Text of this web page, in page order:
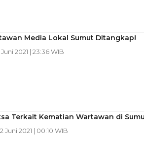
Media Lokal Sumut Ditangkap!
2021 | 23:36 WIB
Terkait Kematian Wartawan di
Juni 2021 | 00:10 WIB